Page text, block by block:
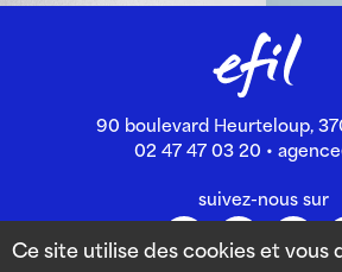
90 boulevard Heurteloup,
02 47 47 03 20 •
suivez-nous sur
Ce site utilise des cookies et vous